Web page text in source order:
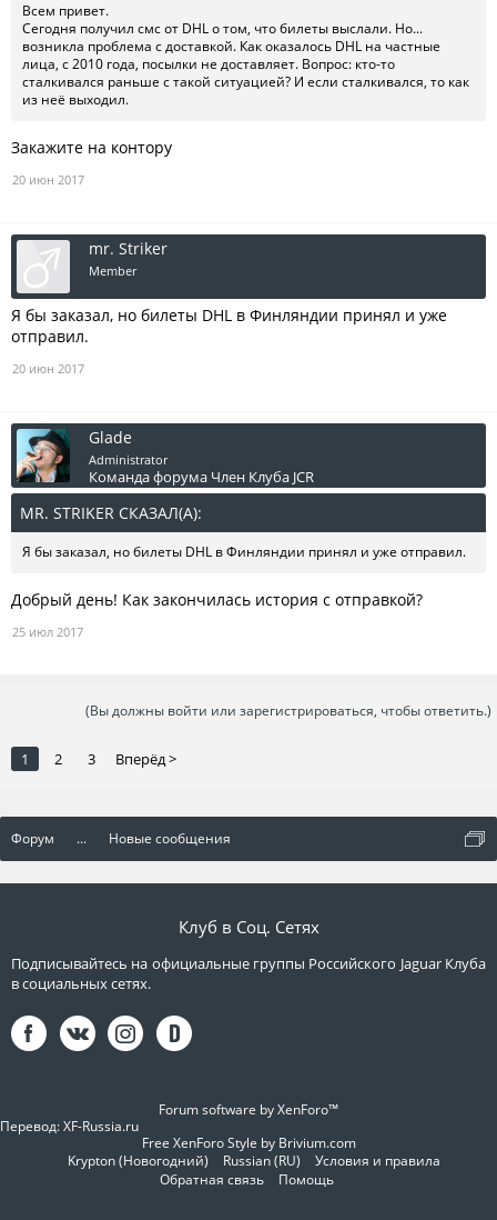
Всем привет.
Сегодня получил смс от DHL о том, что билеты выслали. Но...
возникла проблема с доставкой. Как оказалось DHL на частные
лица, с 2010 года, посылки не доставляет. Вопрос: кто-то
сталкивался раньше с такой ситуацией? И если сталкивался, то как
из неё выходил.
Закажите на контору
20 июн 2017
mr. Striker
Member
Я бы заказал, но билеты DHL в Финляндии принял и уже
отправил.
20 июн 2017
Glade
Administrator
Команда форума Член Клуба JCR
MR. STRIKER СКАЗАЛ(А):
Я бы заказал, но билеты DHL в Финляндии принял и уже отправил.
Добрый день! Как закончилась история с отправкой?
25 июл 2017
(Вы должны войти или зарегистрироваться, чтобы ответить.)
1 2 3 Вперёд >
Форум ... Новые сообщения
Клуб в Соц. Сетях
Подписывайтесь на официальные группы Российского Jaguar Клуба
в социальных сетях.
Forum software by XenForo™
Перевод:XF-Russia.ru
Free XenForo Style by Brivium.com
Krypton (Новогодний)
Russian (RU)
Условия и правила
Обратная связь
Помощь